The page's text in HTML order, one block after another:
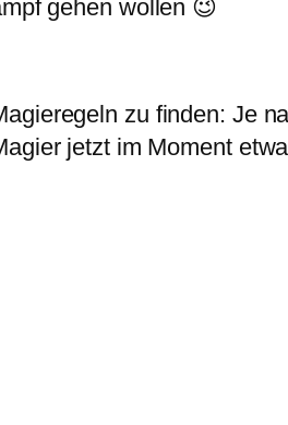
gehen wollen 😉
zu finden: Je
jetzt im Moment